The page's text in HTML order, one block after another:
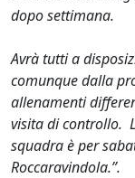
dopo settimana.
Avrà tutti a
comunque dalla
allenamenti
visita di controllo.
squadra è per
Roccaravindola.”.